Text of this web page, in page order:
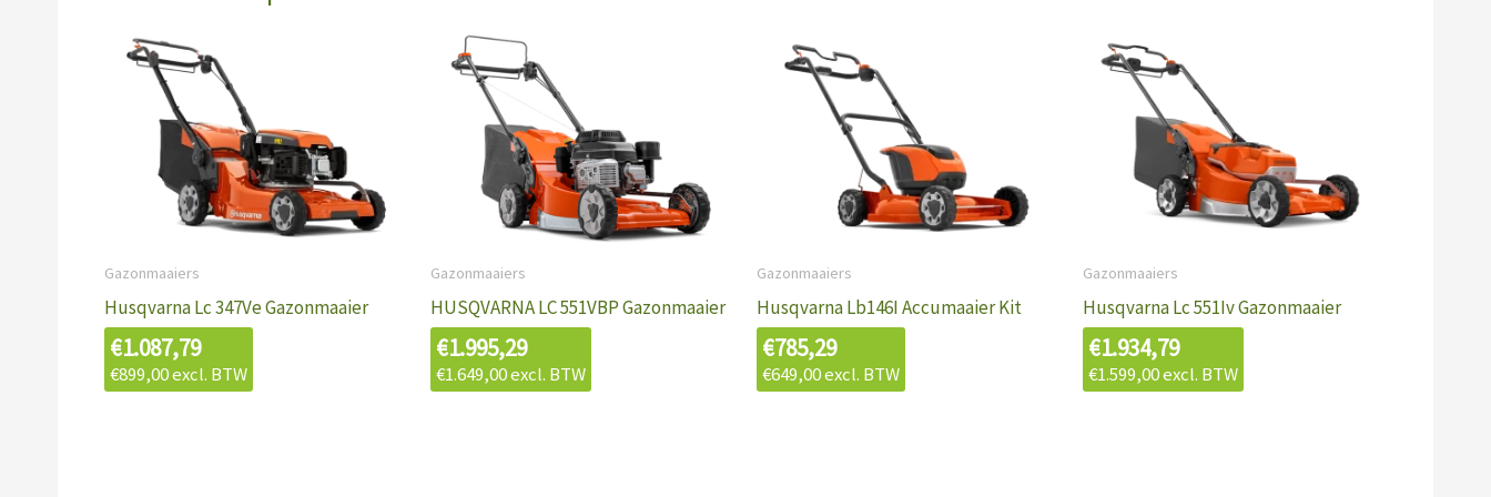
Gazonmaaiers
Husqvarna Lc 347Ve Gazonmaaier
€1.087,79
€899,00excl. BTW
Gazonmaaiers
HUSQVARNA LC 551VBP Gazonmaaier
€1.995,29
€1.649,00excl. BTW
Gazonmaaiers
Husqvarna Lb146I Accumaaier Kit
€785,29
€649,00excl. BTW
Gazonmaaiers
Husqvarna Lc 551Iv Gazonmaaier
€1.934,79
€1.599,00excl. BTW